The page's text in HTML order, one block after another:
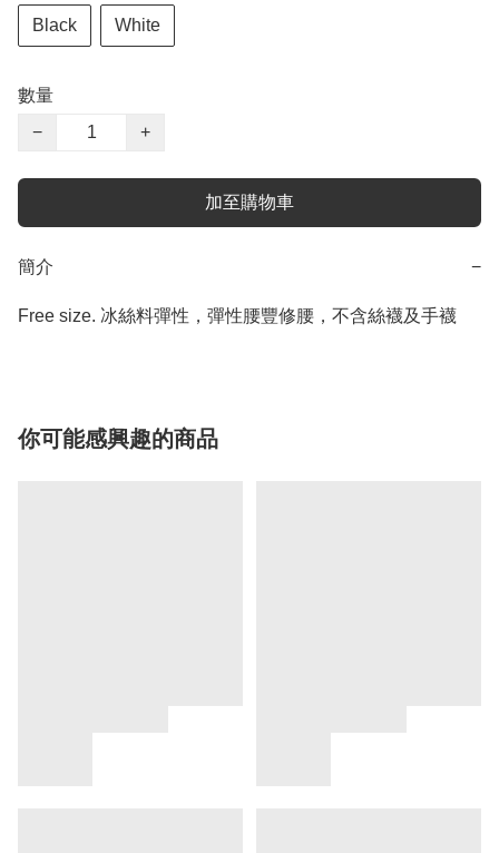
Black White
數量
−
+
加至購物車
簡介 −
Free size. 冰絲料彈性，彈性腰豐修腰，不含絲襪及手襪
你可能感興趣的商品